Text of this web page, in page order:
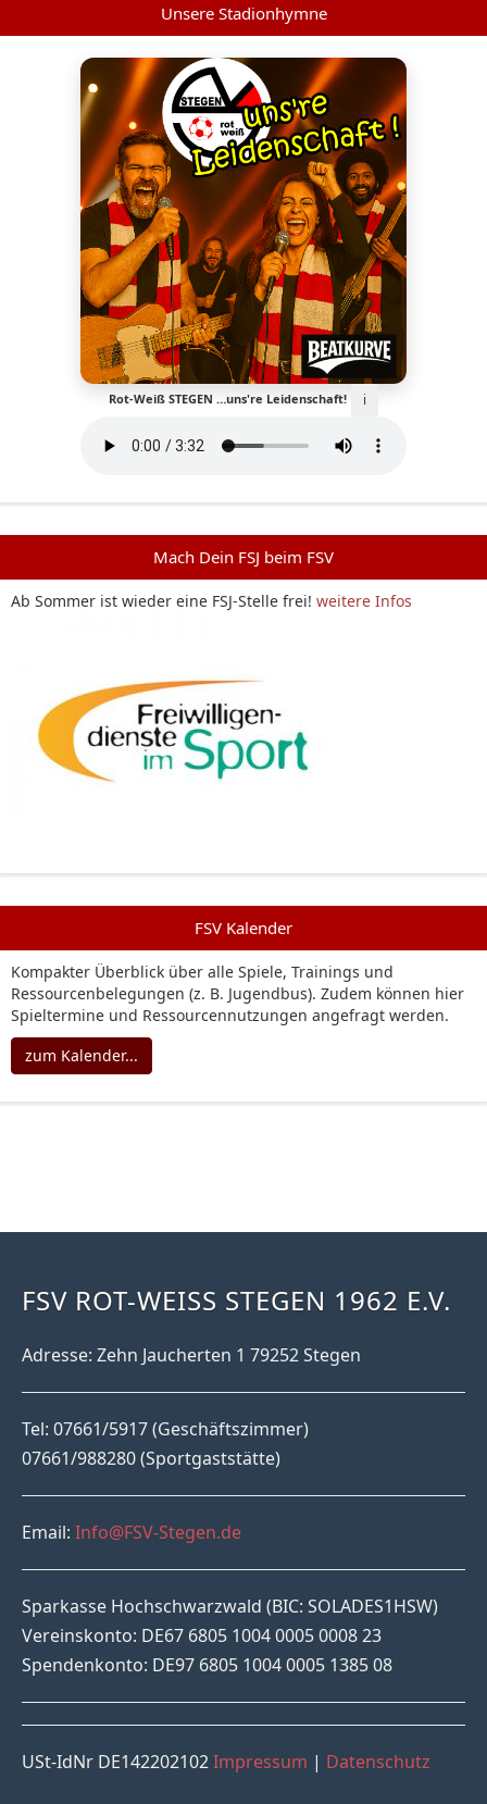
Unsere Stadionhymne
Rot-Weiß STEGEN …uns're Leidenschaft! ℹ️
Mach Dein FSJ beim FSV
Ab Sommer ist wieder eine FSJ-Stelle frei! weitere Infos
FSV Kalender
Kompakter Überblick über alle Spiele, Trainings und
Ressourcenbelegungen (z. B. Jugendbus). Zudem können hier
Spieltermine und Ressourcennutzungen angefragt werden.
zum Kalender...
FSV ROT-WEISS STEGEN 1962 E.V.
Adresse: Zehn Jaucherten 1 79252 Stegen
Tel: 07661/5917 (Geschäftszimmer)
07661/988280 (Sportgaststätte)
Email: Info@FSV-Stegen.de
Sparkasse Hochschwarzwald (BIC: SOLADES1HSW)
Vereinskonto: DE67 6805 1004 0005 0008 23
Spendenkonto: DE97 6805 1004 0005 1385 08
USt-IdNr DE142202102Impressum | Datenschutz